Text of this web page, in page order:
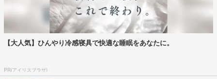
【大人気】ひんやり冷感寝具で快適な睡眠をあなたに。
PR(アイリスプラザ)